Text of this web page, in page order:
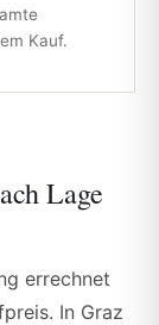
Kauf.
Lage
errechnet
In Graz